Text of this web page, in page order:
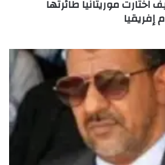
موريتانيا طائرتها
إفريقيا